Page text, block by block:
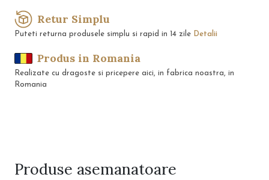
Retur Simplu
Puteti returna produsele simplu si rapid in 14 zile Detalii
Produs in Romania
Realizate cu dragoste si pricepere aici, in fabrica noastra, in
Romania
Produse asemanatoare